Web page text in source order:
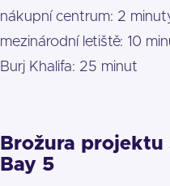
nákupní centrum: 2
mezinárodní letiště: 10
Burj Khalifa: 25 minut
Brožura projektu
Bay 5